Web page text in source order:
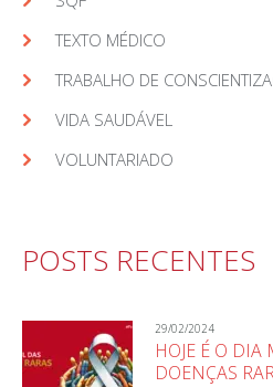
TEXTO MÉDICO
TRABALHO DE
VIDA SAUDÁVEL
VOLUNTARIADO
POSTS RECENTES
29/02/2024
HOJE É O
DOENÇAS